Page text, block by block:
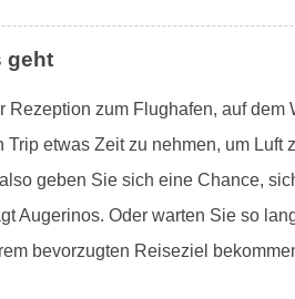
geht
zum Flughafen, auf
etwas Zeit zu nehmen, um
geben Sie sich eine Chance,
Augerinos. Oder warten Sie so
bevorzugten Reiseziel